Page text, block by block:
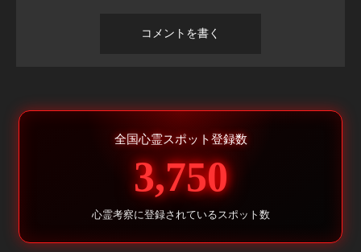
全国心霊スポット登録数
3,750
心霊考察に登録されているスポット数